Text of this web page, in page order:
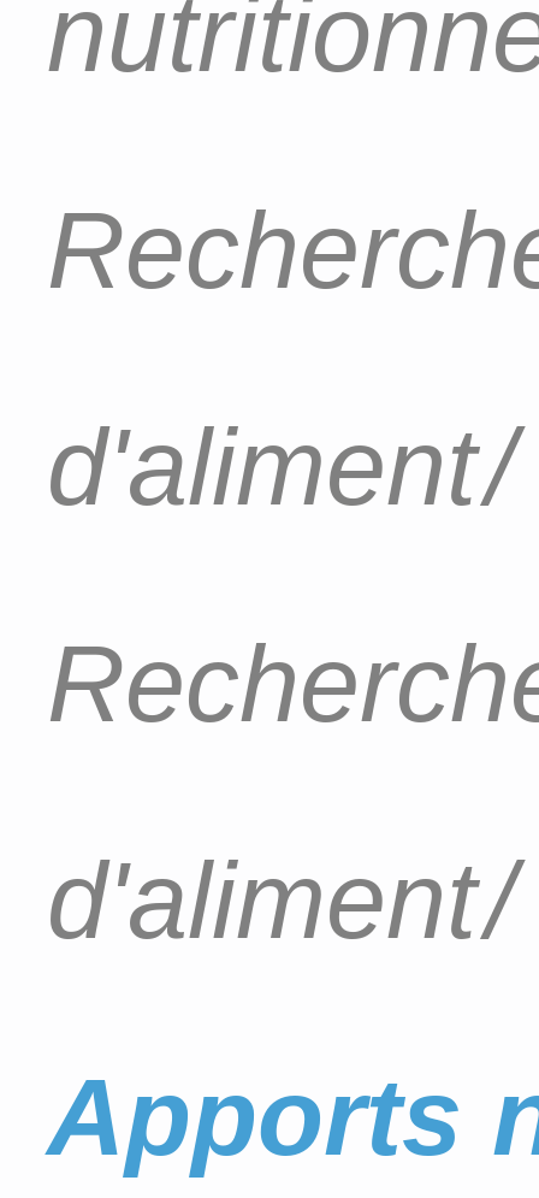
d'aliment
d'aliment
Apports